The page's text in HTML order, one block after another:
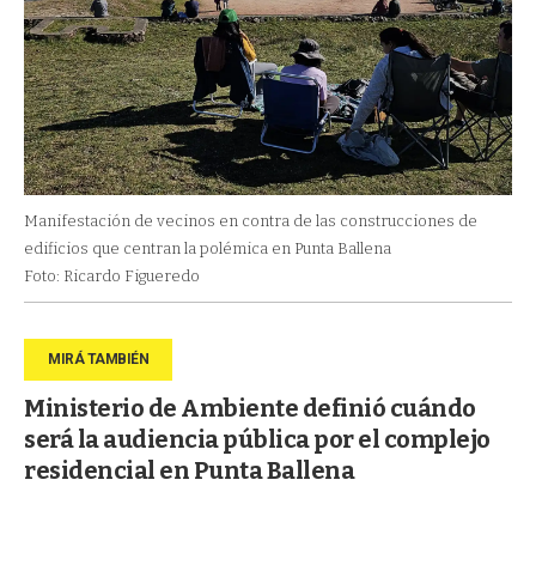
Manifestación de vecinos en contra de las construcciones de
edificios que centran la polémica en Punta Ballena
Foto: Ricardo Figueredo
Ministerio de Ambiente definió cuándo
será la audiencia pública por el complejo
residencial en Punta Ballena